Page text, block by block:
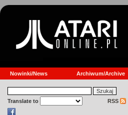
Nowinki/News Archiwum/Archive
Translate to RSS